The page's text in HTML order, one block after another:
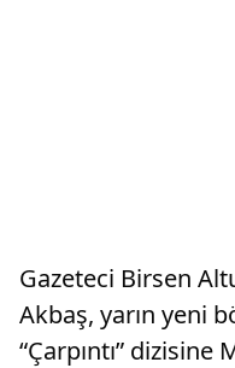
Gazeteci Birsen
Akbaş, yarın yeni
“Çarpıntı”